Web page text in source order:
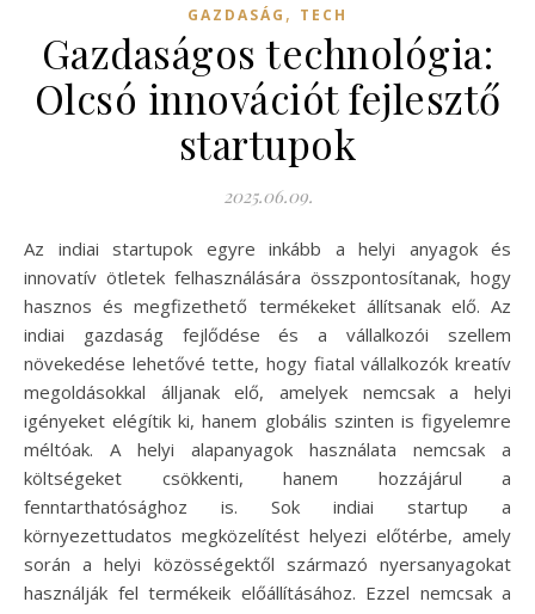
GAZDASÁG , TECH
Gazdaságos technológia:
Olcsó innovációt fejlesztő
startupok
2025.06.09.
Az indiai startupok egyre inkább a helyi anyagok és
innovatív ötletek felhasználására összpontosítanak, hogy
hasznos és megfizethető termékeket állítsanak elő. Az
indiai gazdaság fejlődése és a vállalkozói szellem
növekedése lehetővé tette, hogy fiatal vállalkozók kreatív
megoldásokkal álljanak elő, amelyek nemcsak a helyi
igényeket elégítik ki, hanem globális szinten is figyelemre
méltóak. A helyi alapanyagok használata nemcsak a
költségeket csökkenti, hanem hozzájárul a
fenntarthatósághoz is. Sok indiai startup a
környezettudatos megközelítést helyezi előtérbe, amely
során a helyi közösségektől származó nyersanyagokat
használják fel termékeik előállításához. Ezzel nemcsak a